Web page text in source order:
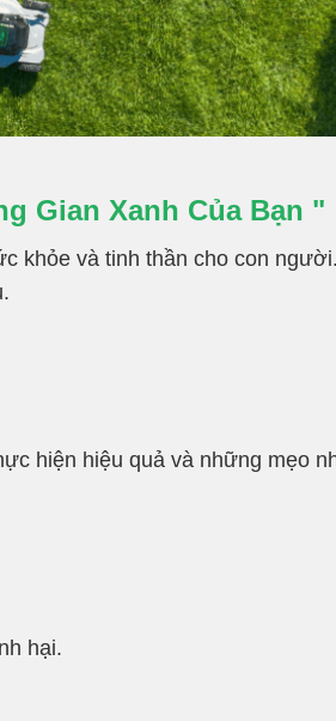
Gian Xanh Của Bạn "
khỏe và tinh thần cho con
hiện hiệu quả và những mẹo
hại.